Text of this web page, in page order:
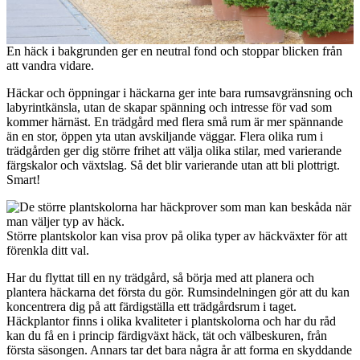
En häck i bakgrunden ger en neutral fond och stoppar blicken från
att vandra vidare.
Häckar och öppningar i häckarna ger inte bara rumsavgränsning och
labyrintkänsla, utan de skapar spänning och intresse för vad som
kommer härnäst. En trädgård med flera små rum är mer spännande
än en stor, öppen yta utan avskiljande väggar. Flera olika rum i
trädgården ger dig större frihet att välja olika stilar, med varierande
färgskalor och växtslag. Så det blir varierande utan att bli plottrigt.
Smart!
Större plantskolor kan visa prov på olika typer av häckväxter för att
förenkla ditt val.
Har du flyttat till en ny trädgård, så börja med att planera och
plantera häckarna det första du gör. Rumsindelningen gör att du kan
koncentrera dig på att färdigställa ett trädgårdsrum i taget.
Häckplantor finns i olika kvaliteter i plantskolorna och har du råd
kan du få en i princip färdigväxt häck, tät och välbeskuren, från
första säsongen. Annars tar det bara några år att forma en skyddande